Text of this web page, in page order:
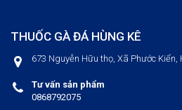
THUỐC GÀ ĐÁ HÙNG KÊ
673 Nguyễn Hữu thọ, Xã Phước Kiển,
Tư vấn sản phẩm
0868792075